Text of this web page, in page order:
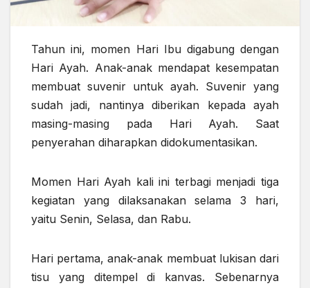
Tahun ini, momen Hari Ibu digabung dengan
Hari Ayah. Anak-anak mendapat kesempatan
membuat suvenir untuk ayah. Suvenir yang
sudah jadi, nantinya diberikan kepada ayah
masing-masing pada Hari Ayah. Saat
penyerahan diharapkan didokumentasikan.
Momen Hari Ayah kali ini terbagi menjadi tiga
kegiatan yang dilaksanakan selama 3 hari,
yaitu Senin, Selasa, dan Rabu.
Hari pertama, anak-anak membuat lukisan dari
tisu yang ditempel di kanvas. Sebenarnya